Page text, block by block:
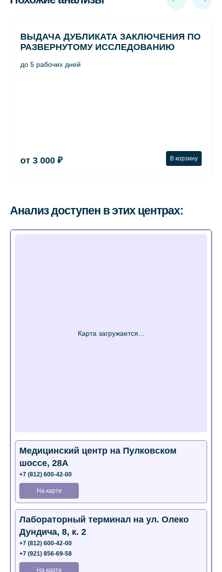
ВЫДАЧА ДУБЛИКАТА ЗАКЛЮЧЕНИЯ ПО
РАЗВЕРНУТОМУ ИССЛЕДОВАНИЮ
до 5 рабочих дней
от 3 000 ₽ В корзину
Анализ доступен в этих центрах:
Медицинский центр на Пулковском
шоссе, 28А
+7 (812) 600-42-00
На карте
Лабораторный терминал на ул. Олеко
Дундича, 8, к. 2
+7 (812) 600-42-00
+7 (921) 856-69-58
На карте